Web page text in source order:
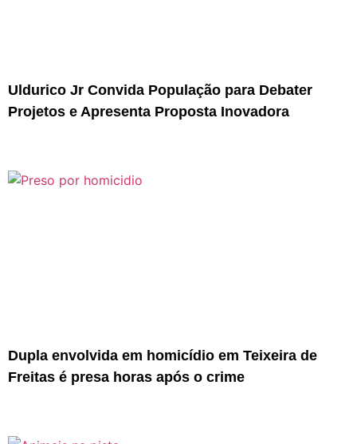
Uldurico Jr Convida População para Debater
Projetos e Apresenta Proposta Inovadora
Dupla envolvida em homicídio em Teixeira de
Freitas é presa horas após o crime